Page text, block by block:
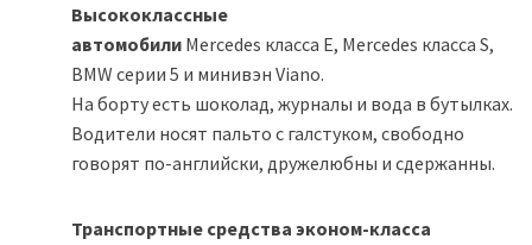
Высококлассные
автомобили Mercedes класса E, Mercedes класса S,
BMW серии 5 и минивэн Viano.
На борту есть шоколад, журналы и вода в бутылках.
Водители носят пальто с галстуком, свободно
говорят по-английски, дружелюбны и сдержанны.
Транспортные средства эконом-класса